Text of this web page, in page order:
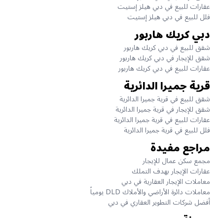
عقارات للبيع في دبي هيلز إستيت
فلل للبيع في دبي هيلز إستيت
دبي كريك هاربور
شقق للبيع في دبي كريك هاربور
شقق للإيجار في دبي كريك هاربور
عقارات للبيع في دبي كريك هاربور
قرية جميرا الدائرية
شقق للبيع في قرية جميرا الدائرية
شقق للإيجار في قرية جميرا الدائرية
عقارات للبيع في قرية جميرا الدائرية
فلل للبيع في قرية جميرا الدائرية
مراجع مفيدة
مجمع سكن عمال للإيجار
عقارات الإيجار بهدف التملك
معاملات الإيجار العقارية في دبي
معاملات دائرة الأراضي والأملاك DLD يومياً
أفضل شركات التطوير العقاري في دبي